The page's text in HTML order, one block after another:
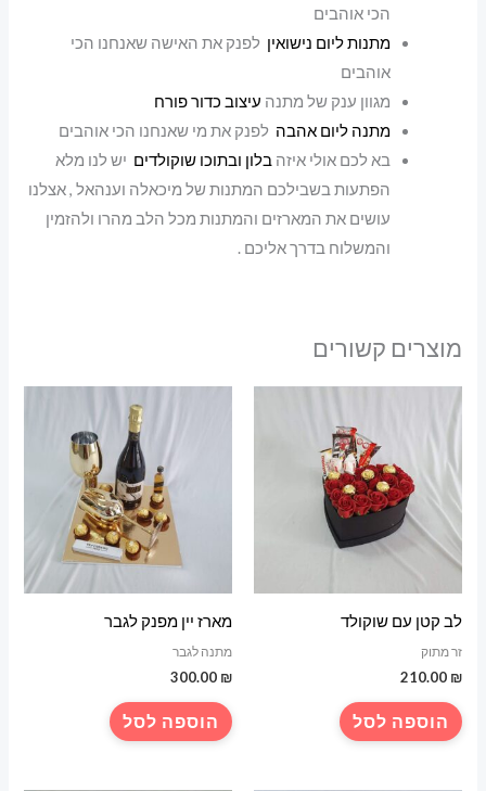
הכי אוהבים
מתנות ליום נישואין לפנק את האישה שאנחנו הכי
אוהבים
מגוון ענק של מתנה עיצוב כדור פורח
מתנה ליום אהבה לפנק את מי שאנחנו הכי אוהבים
בא לכם אולי איזהבלון ובתוכו שוקולדים יש לנו מלא
הפתעות בשבילכם המתנות של מיכאלה וענהאל , אצלנו
עושים את המארזים והמתנות מכל הלב מהרו ולהזמין
והמשלוח בדרך אליכם .
מוצרים קשורים
לב קטן עם שוקולד
זר מתוק
210.00 ₪
הוספה לסל
מארז יין מפנק לגבר
מתנה לגבר
300.00 ₪
הוספה לסל